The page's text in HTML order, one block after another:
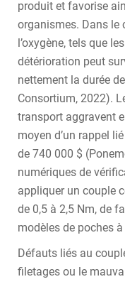
produit et favorise
organismes. Dans le
l’oxygène, tels que
détérioration peut
nettement la durée
Consortium, 2022).
transport aggravent
moyen d’un rappel
de 740 000 $
numériques de
appliquer un couple
de 0,5 à 2,5 Nm, de
modèles de poches à
Défauts liés au
filetages ou le